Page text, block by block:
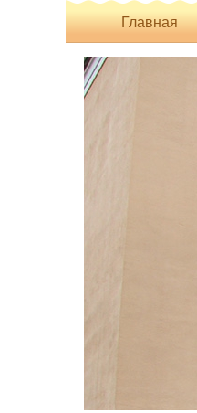
Главная